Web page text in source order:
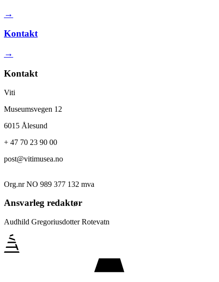
→
Kontakt
→
Kontakt
Viti
Museumsvegen 12
6015 Ålesund
+ 47 70 23 90 00
post@vitimusea.no
Org.nr NO 989 377 132 mva
Ansvarleg redaktør
Audhild Gregoriusdotter Rotevatn